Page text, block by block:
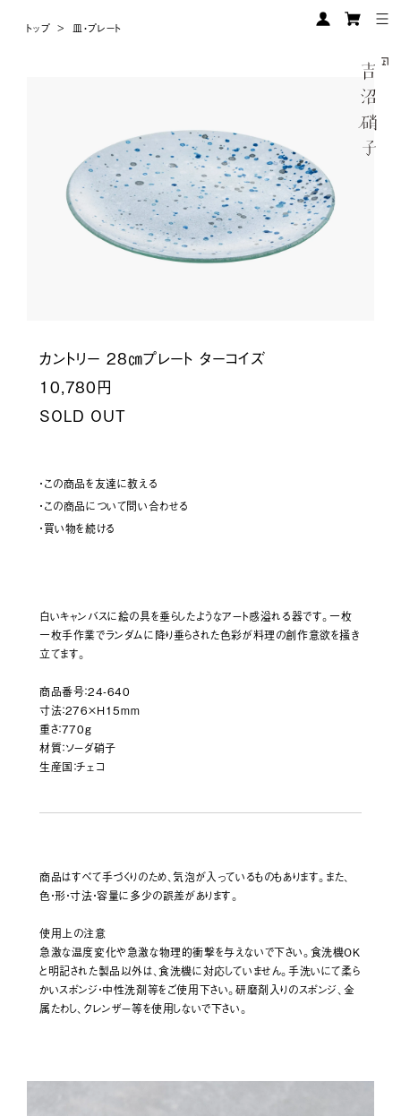
トップ > 皿・プレート
カントリー 28㎝プレート ターコイズ
10,780円
SOLD OUT
・この商品を友達に教える
・この商品について問い合わせる
・買い物を続ける
白いキャンバスに絵の具を垂らしたようなアート感溢れる器です。一枚
一枚手作業でランダムに降り垂らされた色彩が料理の創作意欲を掻き
立てます。
商品番号：24-640
寸法：276×H15mm
重さ：770g
材質：ソーダ硝子
生産国：チェコ
商品はすべて手づくりのため、気泡が入っているものもあります。また、
色・形・寸法・容量に多少の誤差があります。
使用上の注意
急激な温度変化や急激な物理的衝撃を与えないで下さい。食洗機OK
と明記された製品以外は、食洗機に対応していません。手洗いにて柔ら
かいスポンジ・中性洗剤等をご使用下さい。研磨剤入りのスポンジ、金
属たわし、クレンザー等を使用しないで下さい。